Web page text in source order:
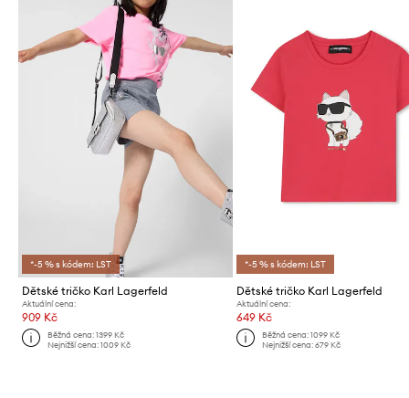
*-5 % s kódem: LST
Dětské tričko Karl Lagerfeld
Aktuální cena:
909 Kč
Běžná cena:1399 Kč
Nejnižší cena:1009 Kč
*-5 % s kódem: LST
Dětské tričko Karl Lagerfeld
Aktuální cena:
649 Kč
Běžná cena: 1099 Kč
Nejnižší cena: 679 Kč